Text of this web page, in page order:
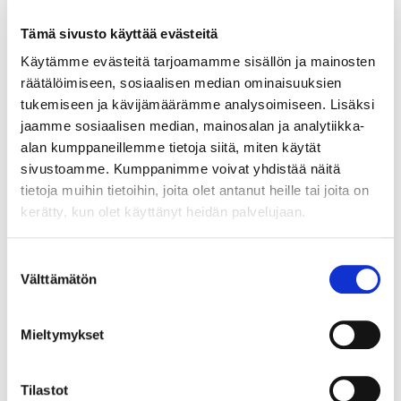
Tämä sivusto käyttää evästeitä
Käytämme evästeitä tarjoamamme sisällön ja mainosten
räätälöimiseen, sosiaalisen median ominaisuuksien
tukemiseen ja kävijämäärämme analysoimiseen. Lisäksi
jaamme sosiaalisen median, mainosalan ja analytiikka-
alan kumppaneillemme tietoja siitä, miten käytät
sivustoamme. Kumppanimme voivat yhdistää näitä
tietoja muihin tietoihin, joita olet antanut heille tai joita on
kerätty, kun olet käyttänyt heidän palvelujaan.
valinta
Välttämätön
Mieltymykset
Tilastot
YRITTÄJÄN PÄIVÄN ETKOT NOKIALLA –
TULE MUKAAN JUHLISTAMAAN
YRITTÄJYYTTÄ!
22.5.2026
KESÄTAPAAMINEN PIRKKALAISTORILLA